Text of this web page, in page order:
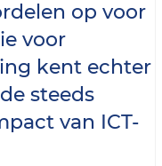
op voor
voor
kent echter
steeds
van ICT-